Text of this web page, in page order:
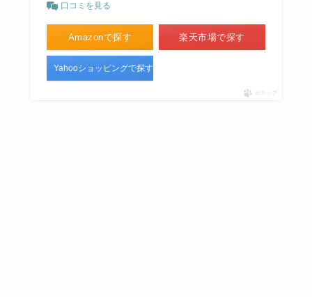
口コミを見る
Amazonで探す 楽天市場で探す
Yahooショッピングで探す
ポチップ